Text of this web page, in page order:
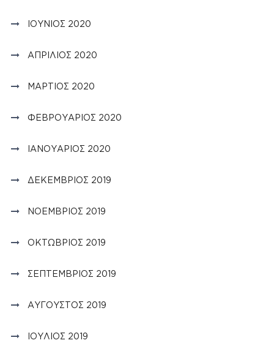
ΙΟΎΝΙΟΣ 2020
ΑΠΡΊΛΙΟΣ 2020
ΜΆΡΤΙΟΣ 2020
ΦΕΒΡΟΥΆΡΙΟΣ 2020
ΙΑΝΟΥΆΡΙΟΣ 2020
ΔΕΚΈΜΒΡΙΟΣ 2019
ΝΟΈΜΒΡΙΟΣ 2019
ΟΚΤΏΒΡΙΟΣ 2019
ΣΕΠΤΈΜΒΡΙΟΣ 2019
ΑΎΓΟΥΣΤΟΣ 2019
ΙΟΎΛΙΟΣ 2019